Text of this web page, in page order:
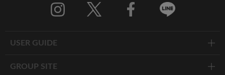
USER GUIDE
GROUP SITE